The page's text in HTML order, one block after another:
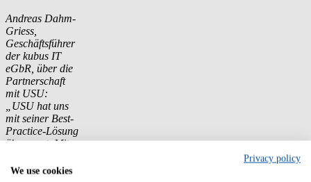
Andreas Dahm-
Griess,
Geschäftsführer
der kubus IT
eGbR, über die
Partnerschaft
mit USU:
„USU hat uns
mit seiner Best-
Practice-Lösung
überzeugt. Mit
von USU
Privacy policy
We use cookies